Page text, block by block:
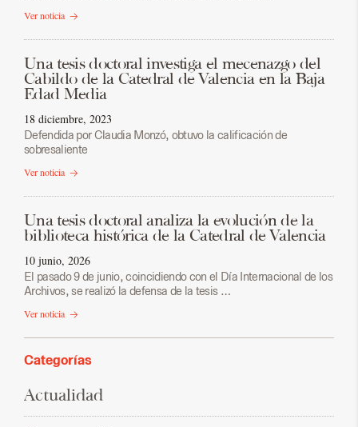
Ver noticia
Una tesis doctoral investiga el mecenazgo del
Cabildo de la Catedral de Valencia en la Baja
Edad Media
18 diciembre, 2023
Defendida por Claudia Monzó, obtuvo la calificación de
sobresaliente
Ver noticia
Una tesis doctoral analiza la evolución de la
biblioteca histórica de la Catedral de Valencia
10 junio, 2026
El pasado 9 de junio, coincidiendo con el Día Internacional de los
Archivos, se realizó la defensa de la tesis …
Ver noticia
Categorías
Actualidad